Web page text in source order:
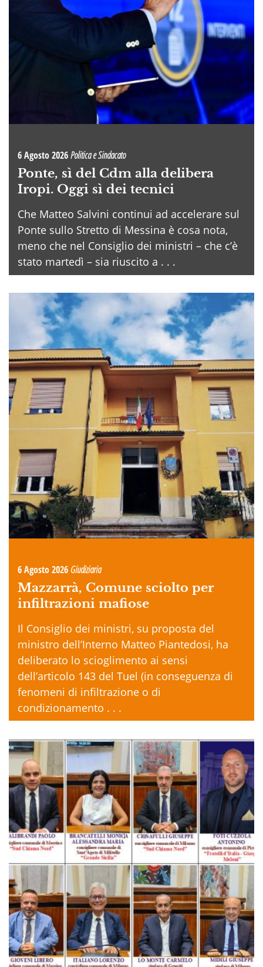
6 Agosto 2026Politica e Sindacato
Ponte, sì del Cdm alla delibera
Iropi. Oggi sì dei tecnici
Che Matteo Salvini continui ad accelerare sul
Ponte sullo Stretto di Messina è cosa nota,
meno che nel Consiglio dei ministri – che c’è
stato martedì – sia riuscito a . . .
6 Agosto 2026 Giudiziaria
Mazzarrà, Comune sciolto per
infiltrazioni mafiose
Il Consiglio dei ministri, su proposta del
ministro dell’Interno Matteo Piantedosi, ha
deliberato lo scioglimento ai sensi
dell’articolo 143 del Tuel (in conseguenza di
fenomeni di infiltrazione o di
condizionamento . . .